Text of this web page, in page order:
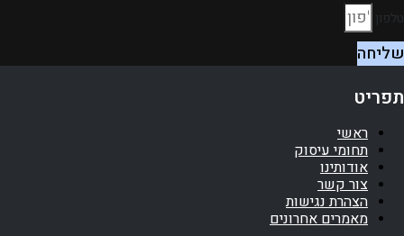
טלפון
שליחה
תפריט
ראשי
תחומי עיסוק
אודותינו
צור קשר
הצהרת נגישות
מאמרים אחרונים